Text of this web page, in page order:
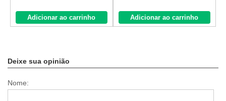
Adicionar ao carrinho Adicionar ao carrinho
Deixe sua opinião
Nome: